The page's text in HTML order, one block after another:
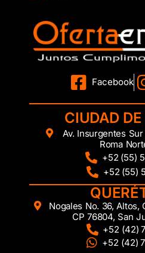
Facebook
CIUDAD
Av. Insurgentes
Roma
+52 (55)
+52 (55)
Nogales No. 36, Altos,
CP 76804, San
+52 (42)
+52 (42)